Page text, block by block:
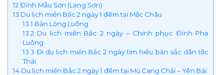
12 Đỉnh Mẫu Sơn (Lạng Sơn)
13 Du lịch miền Bắc 2 ngày 1 đêm tại Mộc Châu
13.1 Bản Lóng Luông
13.2 Du lịch miền Bắc 2 ngày – Chinh phục Đỉnh Pha
Luông
13.3 Đi du lịch miền Bắc 2 ngày tìm hiểu bản sắc dân tộc
Thái
14 Du lịch miền Bắc 2 ngày 1 đêm tại Mù Cang Chải – Yên Bái